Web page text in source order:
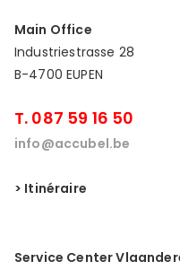
Main Office
Industriestrasse 28
B-4700 EUPEN
T. 087 59 16 50
info@accubel.be
> Itinéraire
Service Center